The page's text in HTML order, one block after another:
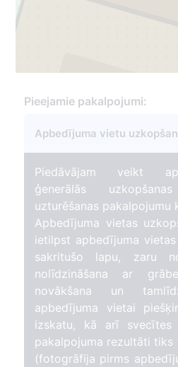
Pieejamie pakalpojumi:
Apbedījuma vietu
Piedāvājam veikt
ģenerālās
uzturēšanas pakalpojumu
Apbedījuma vietas
ietilpst apbedījuma
sakritušo lapu, zaru
nolīdzināšana ar
novākšana un
apbedījuma vietai
izskatu, kā arī svecītes
pakalpojuma rezultāti
(fotogrāfija pirms